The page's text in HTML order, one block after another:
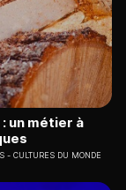
un métier à
CULTURES DU MONDE